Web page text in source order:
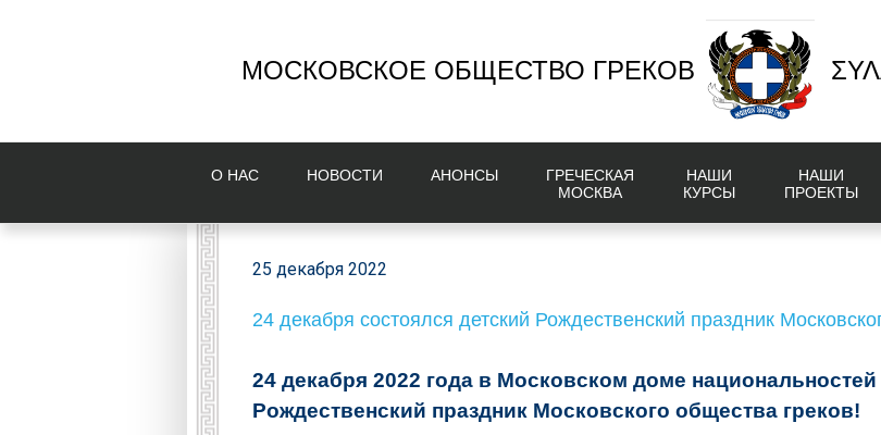
МОСКОВСКОЕ ОБЩЕСТВО ГРЕКОВ
О НAС НОВОСТИ AНОНСЫ
ГРЕЧЕСКАЯ
МОСКВА
НАШИ
КУРСЫ
НАШИ
ПРОЕКТЫ
25 декабря 2022
24 декабря состоялся детский Рождественский праздник
24 декабря 2022 года в Московском доме национальностей
Рождественский праздник Московского общества греков!